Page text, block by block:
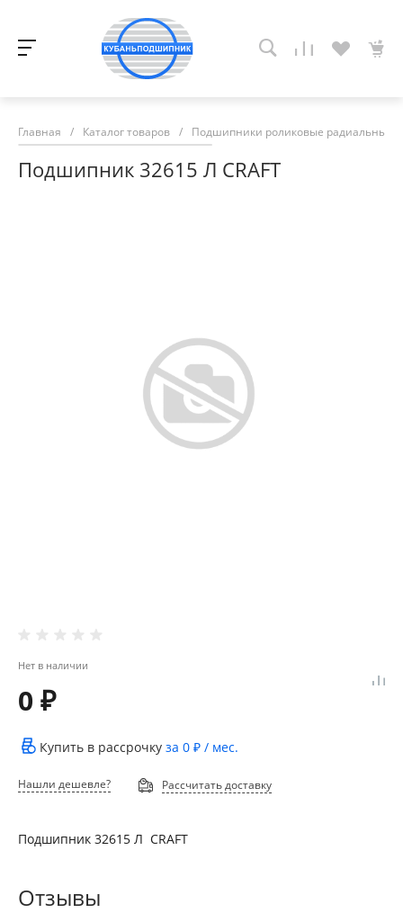
Главная / Каталог товаров / Подшипники роликовые радиальные
Подшипник 32615 Л CRAFT
Нет в наличии
0 ₽
Купить в рассрочку за 0 ₽ / мес.
Нашли дешевле? Рассчитать доставку
Подшипник 32615 Л CRAFT
Отзывы